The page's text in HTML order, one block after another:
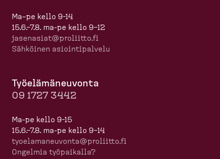
Ma–pe kello 9-14
15.6.–7.8. ma-pe kello 9–12
jasenasiat@proliitto.fi
Sähköinen asioin­ti­palvelu
Työelä­mä­neuvonta
09 1727 3442
Ma-pe kello 9-15
15.6.–7.8. ma-pe kello 9–14
tyoela­ma­neuvonta@proliitto.fi
Ongelmia työpaikalla?